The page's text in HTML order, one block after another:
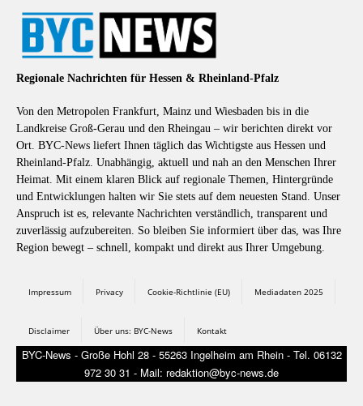
Regionale Nachrichten für Hessen & Rheinland-Pfalz
Von den Metropolen Frankfurt, Mainz und Wiesbaden bis in die
Landkreise Groß-Gerau und den Rheingau – wir berichten direkt vor
Ort. BYC-News liefert Ihnen täglich das Wichtigste aus Hessen und
Rheinland-Pfalz. Unabhängig, aktuell und nah an den Menschen Ihrer
Heimat. Mit einem klaren Blick auf regionale Themen, Hintergründe
und Entwicklungen halten wir Sie stets auf dem neuesten Stand. Unser
Anspruch ist es, relevante Nachrichten verständlich, transparent und
zuverlässig aufzubereiten. So bleiben Sie informiert über das, was Ihre
Region bewegt – schnell, kompakt und direkt aus Ihrer Umgebung.
Impressum Privacy Cookie-Richtlinie (EU) Mediadaten 2025
Disclaimer Über uns: BYC-News Kontakt
BYC-News - Große Hohl 28 - 55263 Ingelheim am Rhein - Tel. 06132
972 30 31 - Mail: redaktion@byc-news.de